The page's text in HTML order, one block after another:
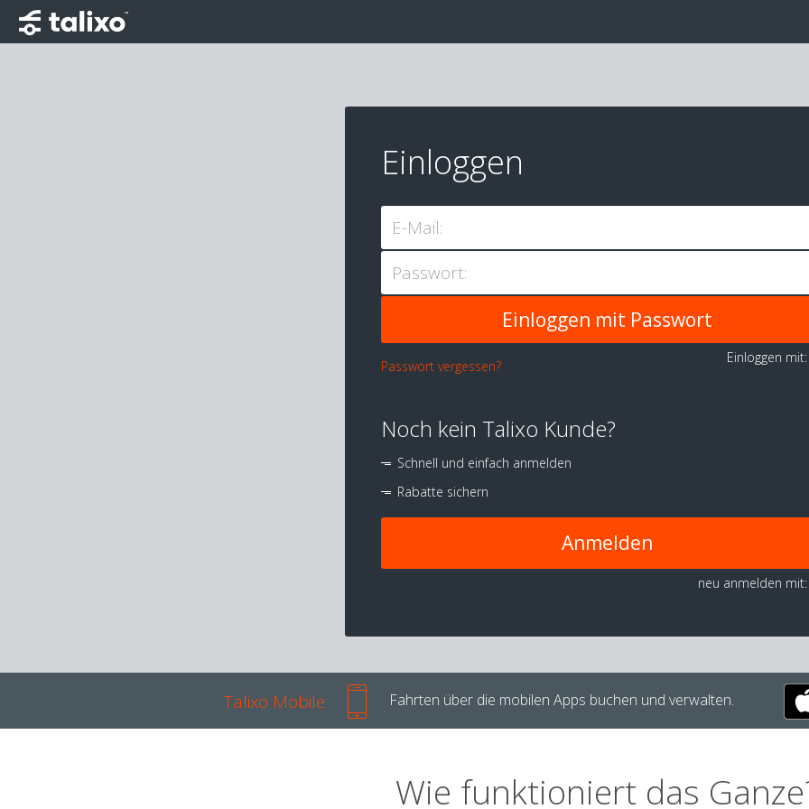
Einloggen
E-Mail:
Passwort:
Passwort vergessen?
Einloggen
Noch kein Talixo Kunde?
Schnell und einfach anmelden
Rabatte sichern
Anmelden
neu anmelden mit:
Talixo Mobile Fahrten über die mobilen Apps buchen und verwalten.
Wie funktioniert das